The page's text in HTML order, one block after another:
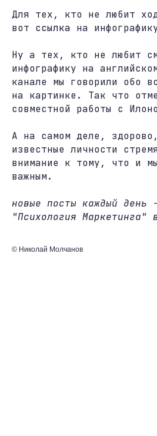
Для тех, кто не любит
вот ссылка на
Ну а тех, кто не любит
инфографику на
канале мы говорили обо
на картинке. Так что
совместной работы с
А на самом деле,
известные личности
внимание к тому, что и
важным.
новые посты каждый день
"Психология Маркетинга"
© Николай Молчанов